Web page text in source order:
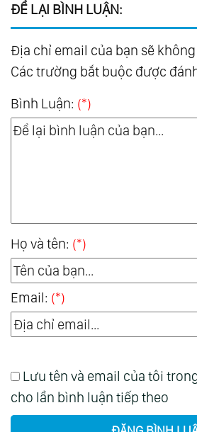
ĐỂ LẠI BÌNH LUẬN:
Địa chỉ email của bạn sẽ
Các trường bắt buộc được
Bình Luận: (*)
Họ và tên: (*)
Email: (*)
Lưu tên và email của tôi
cho lần bình luận tiếp theo